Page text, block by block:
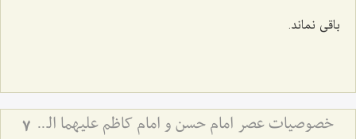
باقى نماند.
خصوصیات عصر امام حسن و امام کاظم علیهما السلام از منظر علامه طهرانی 7